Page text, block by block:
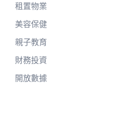
租置物業
美容保健
親子教育
財務投資
開放數據